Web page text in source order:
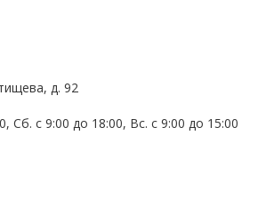
д. 92
Сб. с 9:00 до 18:00, Вс. с 9:00 до 15:00